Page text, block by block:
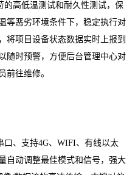
的高低温测试和耐久性测试，保
等恶劣环境条件下，稳定执行对
将项目设备状态数据实时上报到
随时预警，方便后台管理中心对
前往维修。
口、支持4G、WIFI、有线以太
自动调整最佳模式和信号，强大